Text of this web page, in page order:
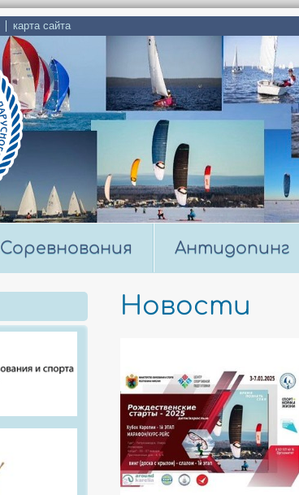
карта сайта
Соревнования Антидопинг
Новости